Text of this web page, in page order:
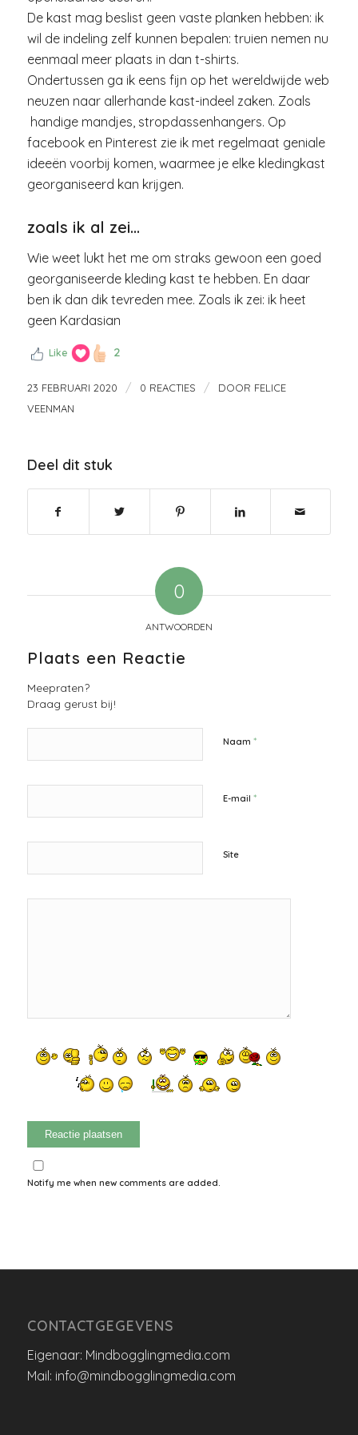
De kast mag beslist geen vaste planken hebben: ik
wil de indeling zelf kunnen bepalen: truien nemen nu
eenmaal meer plaats in dan t-shirts.
Ondertussen ga ik eens fijn op het wereldwijde web
neuzen naar allerhande kast-indeel zaken. Zoals
handige mandjes, stropdassenhangers. Op
facebook en Pinterest zie ik met regelmaat geniale
ideeën voorbij komen, waarmee je elke kledingkast
georganiseerd kan krijgen.
zoals ik al zei…
Wie weet lukt het me om straks gewoon een goed
georganiseerde kleding kast te hebben. En daar
ben ik dan dik tevreden mee. Zoals ik zei: ik heet
geen Kardasian
Like 2
23 FEBRUARI 2020 / 0 REACTIES / DOOR FELICE
VEENMAN
Deel dit stuk
0
ANTWOORDEN
Plaats een Reactie
Meepraten?
Draag gerust bij!
Naam *
E-mail *
Site
Notify me when new comments are added.
CONTACTGEGEVENS
Eigenaar: Mindbogglingmedia.com
Mail: info@mindbogglingmedia.com